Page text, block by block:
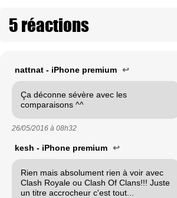
5 réactions
nattnat - iPhone premium ↩
Ça déconne sévère avec les
comparaisons ^^
26/05/2016 à 08h32
kesh - iPhone premium ↩
Rien mais absolument rien à voir avec
Clash Royale ou Clash Of Clans!!! Juste
un titre accrocheur c'est tout...